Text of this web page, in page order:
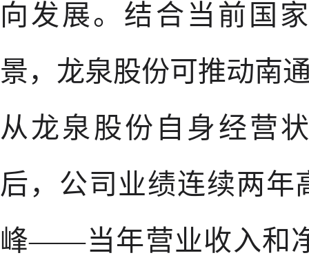
向发展。结合当前国
景，龙泉股份可推动南
从龙泉股份自身经营
后，公司业绩连续两年
峰——当年营业收入和